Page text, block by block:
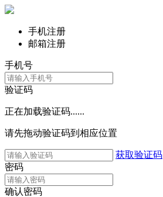
手机注册
邮箱注册
手机号
验证码
正在加载验证码......
请先拖动验证码到相应位置
获取验证码
密码
确认密码